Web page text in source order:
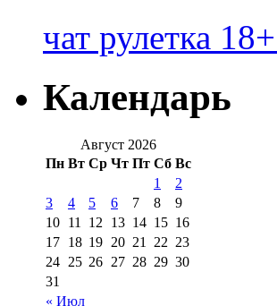
чат рулетка
Календарь
Август 2026
Пн Вт Ср Чт Пт Сб Вс
« Июл
1
2
3
4 5 6 7 8
9
10 11 12 13 14 15 16
17 18 19 20 21 22 23
24 25 26 27 28 29 30
31